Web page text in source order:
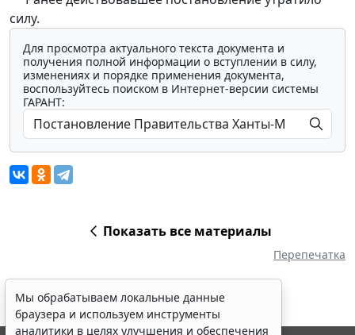
силу.
Для просмотра актуального текста документа и
получения полной информации о вступлении в силу,
изменениях и порядке применения документа,
воспользуйтесь поиском в Интернет-версии системы
ГАРАНТ:
Показать все материалы
Перепечатка
Мы обрабатываем локальные данные
браузера и используем инструменты
аналитики в целях улучшения и обеспечения